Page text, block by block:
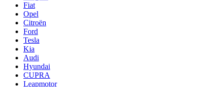
Fiat
Opel
Citroën
Ford
Tesla
Kia
Audi
Hyundai
CUPRA
Leapmotor